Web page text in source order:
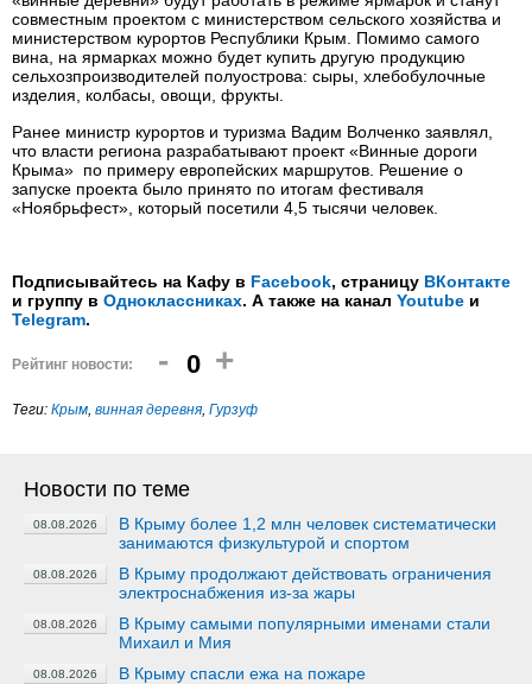
совместным проектом с министерством сельского хозяйства и
министерством курортов Республики Крым. Помимо самого
вина, на ярмарках можно будет купить другую продукцию
сельхозпроизводителей полуострова: сыры, хлебобулочные
изделия, колбасы, овощи, фрукты.
Ранее министр курортов и туризма Вадим Волченко заявлял,
что власти региона разрабатывают проект «Винные дороги
Крыма» по примеру европейских маршрутов. Решение о
запуске проекта было принято по итогам фестиваля
«Ноябрьфест», который посетили 4,5 тысячи человек.
Подписывайтесь на Кафу в Facebook, страницу ВКонтакте
и группу в Одноклассниках. А также на канал Youtube и
Telegram.
Рейтинг новости: - 0 +
Теги: Крым, винная деревня, Гурзуф
Новости по теме
08.08.2026
В Крыму более 1,2 млн человек систематически
занимаются физкультурой и спортом
08.08.2026
В Крыму продолжают действовать ограничения
электроснабжения из-за жары
08.08.2026
В Крыму самыми популярными именами стали
Михаил и Мия
08.08.2026 В Крыму спасли ежа на пожаре